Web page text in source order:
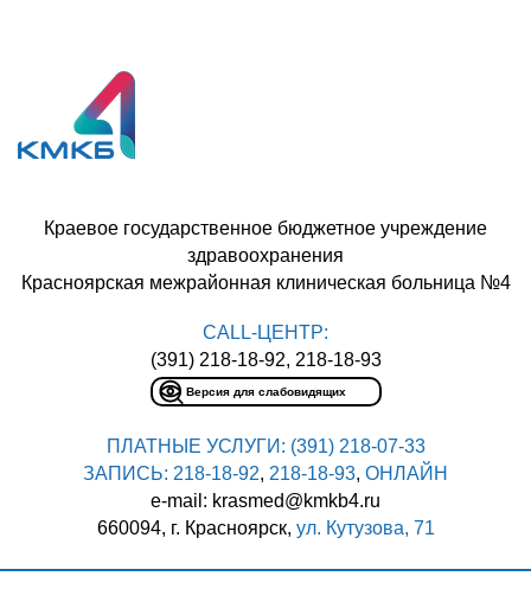
CALL-ЦЕНТР:
(391) 218-18-92, 218-18-93
Версия для слабовидящих
Краевое государственное бюджетное учреждение
здравоохранения
Красноярская межрайонная клиническая больница №4
ПЛАТНЫЕ УСЛУГИ: (391) 218-07-33
ЗАПИСЬ: 218-18-92, 218-18-93, ОНЛАЙН
e-mail: krasmed@kmkb4.ru
660094, г. Красноярск, ул. Кутузова, 71